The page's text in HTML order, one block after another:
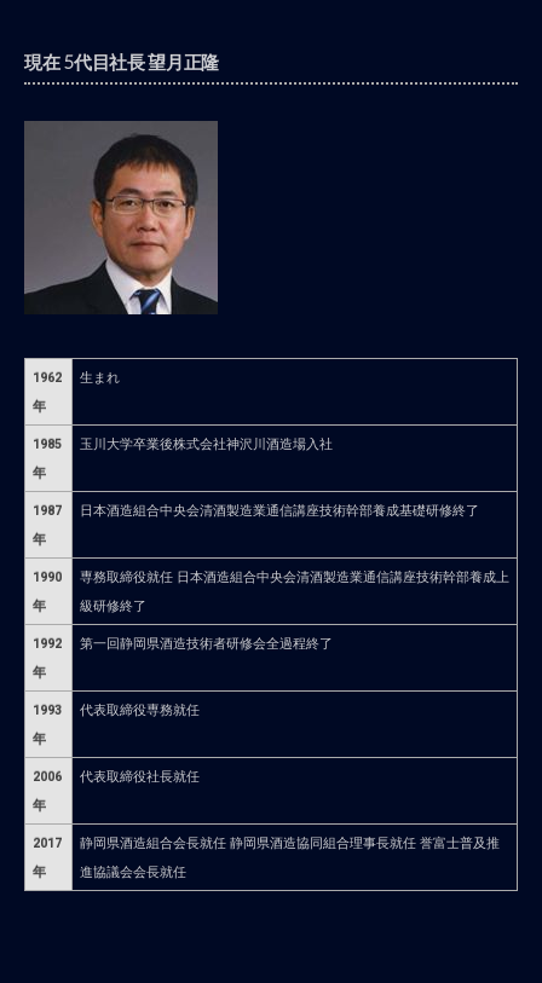
現在 5代目社長 望月正隆
1962
年
生まれ
1985
年
玉川大学卒業後株式会社神沢川酒造場入社
1987
年
日本酒造組合中央会清酒製造業通信講座技術幹部養成基礎研修終了
1990
年
専務取締役就任 日本酒造組合中央会清酒製造業通信講座技術幹部養成上
級研修終了
1992
年
第一回静岡県酒造技術者研修会全過程終了
1993
年
代表取締役専務就任
2006
年
代表取締役社長就任
2017
年
静岡県酒造組合会長就任 静岡県酒造協同組合理事長就任 誉富士普及推
進協議会会長就任